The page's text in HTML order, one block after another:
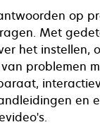
op
Met
het instellen,
problemen
en